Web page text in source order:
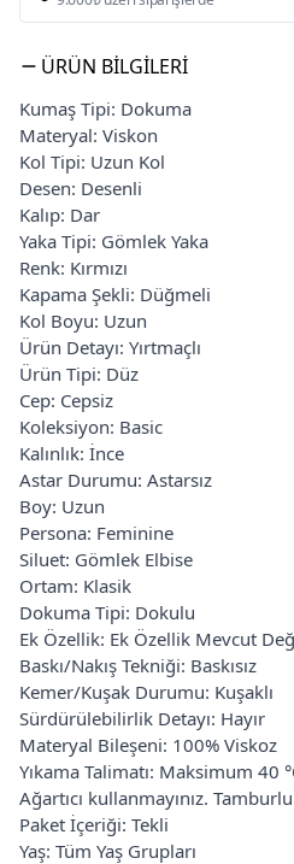
ÜRÜN BILGILERI
Kumaş Tipi: Dokuma
Materyal: Viskon
Kol Tipi: Uzun Kol
Desen: Desenli
Kalıp: Dar
Yaka Tipi: Gömlek Yaka
Renk: Kırmızı
Kapama Şekli: Düğmeli
Kol Boyu: Uzun
Ürün Detayı: Yırtmaçlı
Ürün Tipi: Düz
Cep: Cepsiz
Koleksiyon: Basic
Kalınlık: İnce
Astar Durumu: Astarsız
Boy: Uzun
Persona: Feminine
Siluet: Gömlek Elbise
Ortam: Klasik
Dokuma Tipi: Dokulu
Ek Özellik: Ek Özellik Mevcut
Baskı/Nakış Tekniği: Baskısız
Kemer/Kuşak Durumu: Kuşaklı
Sürdürülebilirlik Detayı: Hayır
Materyal Bileşeni: 100% Viskoz
Yıkama Talimatı: Maksimum 40
Ağartıcı kullanmayınız.
Paket İçeriği: Tekli
Yaş: Tüm Yaş Grupları